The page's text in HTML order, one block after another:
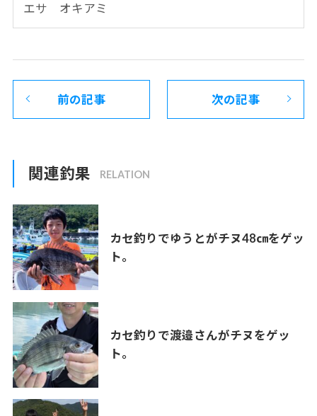
エサ オキアミ
前の記事 次の記事
関連釣果
カセ釣りでゆうとがチヌ48㎝をゲッ
ト。
カセ釣りで渡邉さんがチヌをゲッ
ト。